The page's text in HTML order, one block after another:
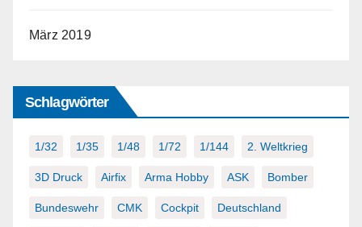
März 2019
Schlagwörter
1/32 1/35 1/48 1/72 1/144 2. Weltkrieg
3D Druck Airfix Arma Hobby ASK Bomber
Bundeswehr CMK Cockpit Deutschland